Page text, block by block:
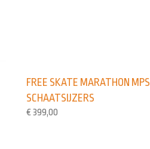
FREE SKATE MARATHON
SCHAATSIJZERS
€ 399,00